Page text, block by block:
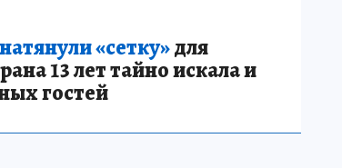
«сетку»для
13 лет тайно искала и
гостей